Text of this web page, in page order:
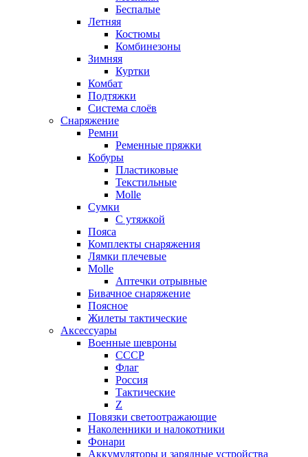
Беспалые
Летняя
Костюмы
Комбинезоны
Зимняя
Куртки
Комбат
Подтяжки
Система слоёв
Снаряжение
Ремни
Ременные пряжки
Кобуры
Пластиковые
Текстильные
Molle
Сумки
С утяжкой
Пояса
Комплекты снаряжения
Лямки плечевые
Molle
Аптечки отрывные
Бивачное снаряжение
Поясное
Жилеты тактические
Аксессуары
Военные шевроны
СССР
Флаг
Россия
Тактические
Z
Повязки светоотражающие
Наколенники и налокотники
Фонари
Аккумуляторы и зарядные устройства